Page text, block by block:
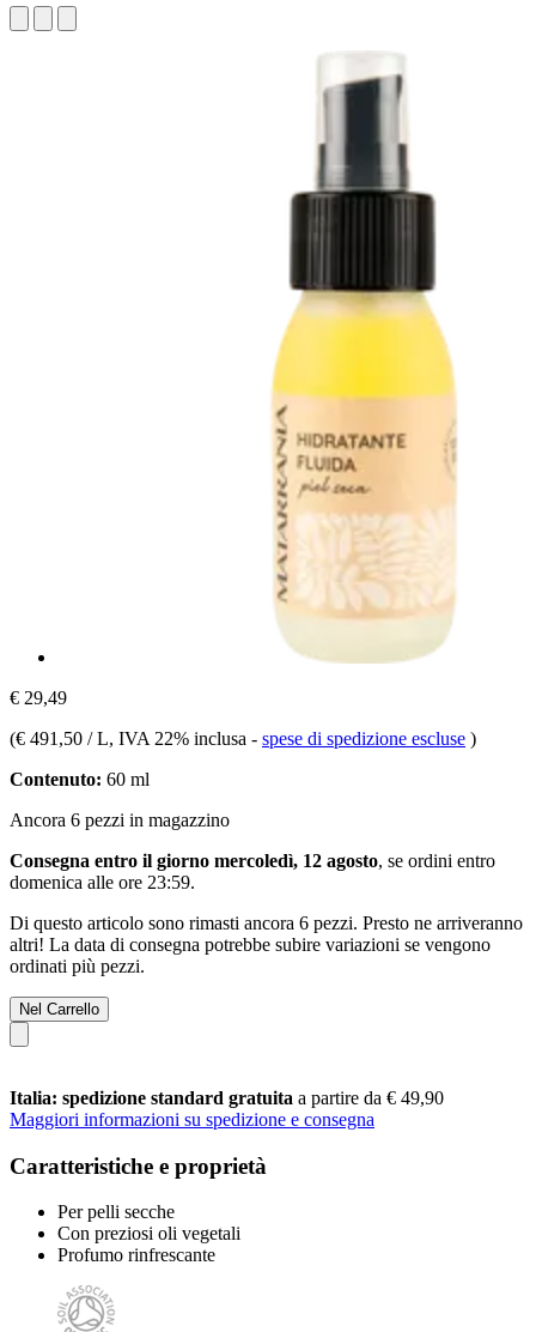
€ 29,49
(€ 491,50 / L, IVA 22% inclusa - spese di spedizione escluse )
Contenuto: 60 ml
Ancora 6 pezzi in magazzino
Consegna entro il giorno mercoledì, 12 agosto, se ordini entro
domenica alle ore 23:59.
Di questo articolo sono rimasti ancora 6 pezzi. Presto ne arriveranno
altri! La data di consegna potrebbe subire variazioni se vengono
ordinati più pezzi.
Nel Carrello
Italia: spedizione standard gratuita a partire da € 49,90
Maggiori informazioni su spedizione e consegna
Caratteristiche e proprietà
Per pelli secche
Con preziosi oli vegetali
Profumo rinfrescante